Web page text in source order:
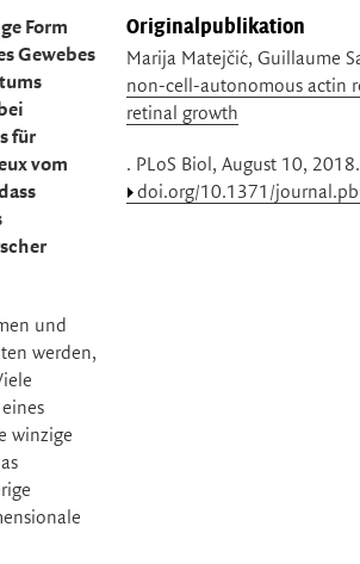
Form
Gewebes
für
vom
und
werden,
winzige
Originalpublikation
Marija Matejčić, Guillaume
non-cell-autonomous actin
retinal growth
. PLoS Biol, August 10, 2018.
doi.org/10.1371/